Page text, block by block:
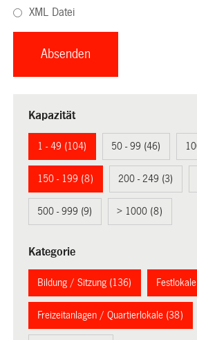
XML Datei
Kapazität
1 - 49 (104) 50 - 99 (46)
150 - 199 (8) 200 - 249 (3)
500 - 999 (9) > 1000 (8)
Kategorie
Bildung / Sitzung (136)
Freizeitanlagen / Quartierlokale (38)